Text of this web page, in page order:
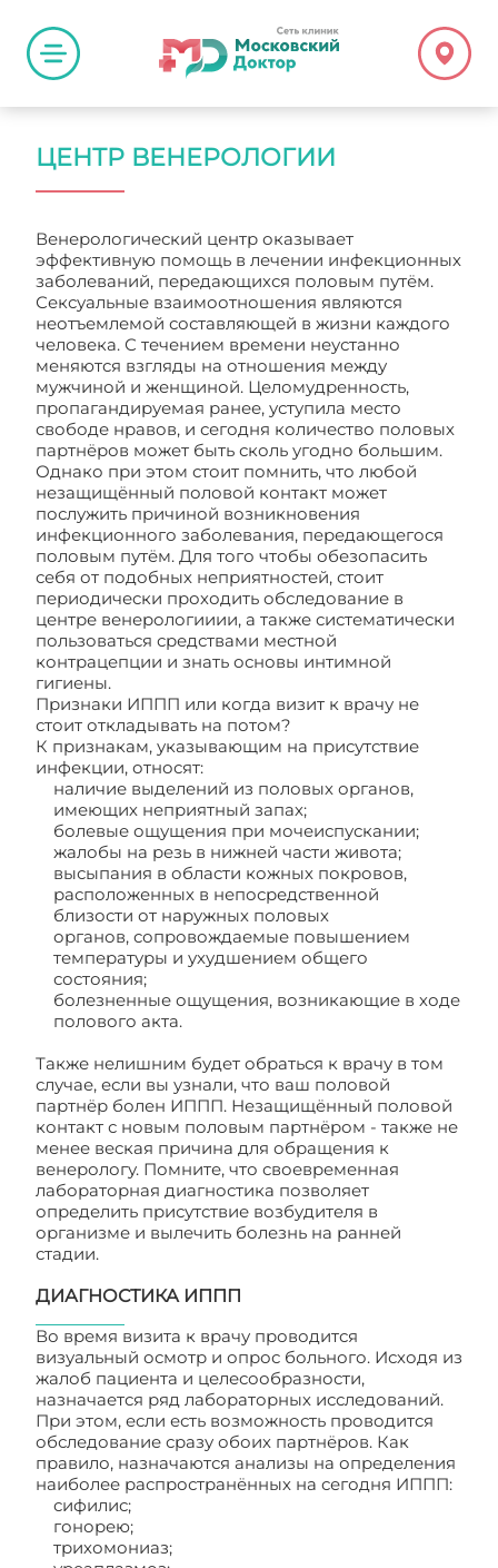
ЦЕНТР ВЕНЕРОЛОГИИ
Венерологический центр оказывает
эффективную помощь в лечении инфекционных
заболеваний, передающихся половым путём.
Сексуальные взаимоотношения являются
неотъемлемой составляющей в жизни каждого
человека. С течением времени неустанно
меняются взгляды на отношения между
мужчиной и женщиной. Целомудренность,
пропагандируемая ранее, уступила место
свободе нравов, и сегодня количество половых
партнёров может быть сколь угодно большим.
Однако при этом стоит помнить, что любой
незащищённый половой контакт может
послужить причиной возникновения
инфекционного заболевания, передающегося
половым путём. Для того чтобы обезопасить
себя от подобных неприятностей, стоит
периодически проходить обследование в
центре венерологииии, а также систематически
пользоваться средствами местной
контрацепции и знать основы интимной
гигиены.
Признаки ИППП или когда визит к врачу не
стоит откладывать на потом?
К признакам, указывающим на присутствие
инфекции, относят:
наличие выделений из половых органов,
имеющих неприятный запах;
болевые ощущения при мочеиспускании;
жалобы на резь в нижней части живота;
высыпания в области кожных покровов,
расположенных в непосредственной
близости от наружных половых
органов, сопровождаемые повышением
температуры и ухудшением общего
состояния;
болезненные ощущения, возникающие в ходе
полового акта.
Также нелишним будет обраться к врачу в том
случае, если вы узнали, что ваш половой
партнёр болен ИППП. Незащищённый половой
контакт с новым половым партнёром - также не
менее веская причина для обращения к
венерологу. Помните, что своевременная
лабораторная диагностика позволяет
определить присутствие возбудителя в
организме и вылечить болезнь на ранней
стадии.
ДИАГНОСТИКА ИППП
Во время визита к врачу проводится
визуальный осмотр и опрос больного. Исходя из
жалоб пациента и целесообразности,
назначается ряд лабораторных исследований.
При этом, если есть возможность проводится
обследование сразу обоих партнёров. Как
правило, назначаются анализы на определения
наиболее распространённых на сегодня ИППП:
сифилис;
гонорею;
трихомониаз;